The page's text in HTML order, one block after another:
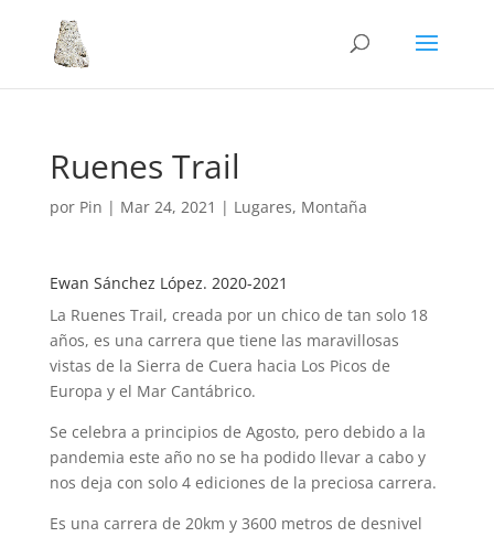
Ruenes Trail
por Pin | Mar 24, 2021 | Lugares, Montaña
Ewan Sánchez López. 2020-2021
La Ruenes Trail, creada por un chico de tan solo 18
años, es una carrera que tiene las maravillosas
vistas de la Sierra de Cuera hacia Los Picos de
Europa y el Mar Cantábrico.
Se celebra a principios de Agosto, pero debido a la
pandemia este año no se ha podido llevar a cabo y
nos deja con solo 4 ediciones de la preciosa carrera.
Es una carrera de 20km y 3600 metros de desnivel